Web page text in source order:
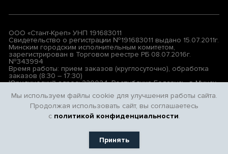
Мы используем файлы cookie для улучшения работы сайта.
Продолжая использовать сайт, вы соглашаетесь
с политикой конфиденциальности.
Принять
ООО «Стант-Креп» УНП 191683011
Свидетельство о регистрации №191683011 выдано 15.07.2011г.
Минским городским исполнительным комитетом,
зарегистрирован в Торговом реестре РБ 08.07.2016г.
№343994
Время работы: прием заказов (круглосуточно), обработка
заказов (8:30 – 17:30)
Юридический адрес: 220024, Республика Беларусь, г. Минск,
© 2026 All rights reserved. Privacy Policy | Terms & Conditions